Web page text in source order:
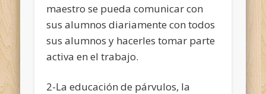
maestro se pueda comunicar con
sus alumnos diariamente con todos
sus alumnos y hacerles tomar parte
activa en el trabajo.
2-La educación de párvulos, la